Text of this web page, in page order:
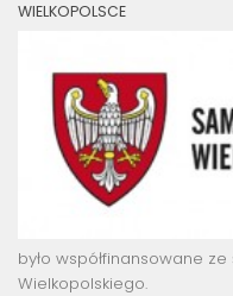
WIELKOPOLSCE
było współfinansowane
Wielkopolskiego.